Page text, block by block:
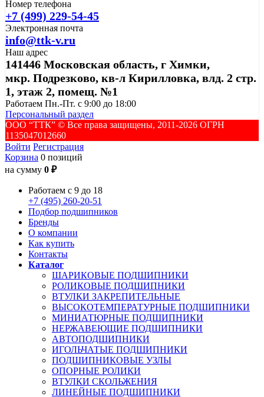
Номер телефона
+7 (499) 229-54-45
Электронная почта
info@ttk-v.ru
Наш адрес
141446 Московская область, г Химки,
мкр. Подрезково, кв-л Кирилловка, влд. 2 стр.
1, этаж 2, помещ. №1
Работаем Пн.-Пт. с 9:00 до 18:00
Персональный раздел
ООО “ТТК” ©️ Все права защищены, 2011-2026 ОГРН
1135047012660
Войти Регистрация
Корзина 0 позиций
на сумму 0 ₽
Работаем с 9 до 18
+7 (495) 260-20-51
Подбор подшипников
Бренды
О компании
Как купить
Контакты
Каталог
ШАРИКОВЫЕ ПОДШИПНИКИ
РОЛИКОВЫЕ ПОДШИПНИКИ
ВТУЛКИ ЗАКРЕПИТЕЛЬНЫЕ
ВЫСОКОТЕМПЕРАТУРНЫЕ ПОДШИПНИКИ
МИНИАТЮРНЫЕ ПОДШИПНИКИ
НЕРЖАВЕЮЩИЕ ПОДШИПНИКИ
АВТОПОДШИПНИКИ
ИГОЛЬЧАТЫЕ ПОДШИПНИКИ
ПОДШИПНИКОВЫЕ УЗЛЫ
ОПОРНЫЕ РОЛИКИ
ВТУЛКИ СКОЛЬЖЕНИЯ
ЛИНЕЙНЫЕ ПОДШИПНИКИ